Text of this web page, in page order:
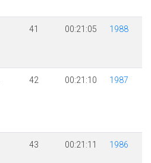
41 00:21:05 1988
42 00:21:10 1987
43 00:21:11 1986